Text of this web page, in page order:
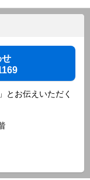
せ
とお伝えいただく